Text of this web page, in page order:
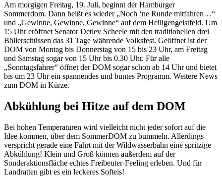
Am morgigen Freitag, 19. Juli, beginnt der Hamburger
Sommerdom. Dann heißt es wieder „Noch ‘ne Runde mitfahren…“
und „Gewinne, Gewinne, Gewinne“ auf dem Heiligengeistfeld. Um
15 Uhr eröffnet Senator Detlev Scheele mit den traditionellen drei
Böllerschüssen das 31 Tage währende Volksfest. Geöffnet ist der
DOM von Montag bis Donnerstag von 15 bis 23 Uhr, am Freitag
und Samstag sogar von 15 Uhr bis 0.30 Uhr. Für alle
„Sonntagsfahrer“ öffnet der DOM sogar schon ab 14 Uhr und bietet
bis um 23 Uhr ein spannendes und buntes Programm. Weitere News
zum DOM in Kürze.
Abkühlung bei Hitze auf dem DOM
Bei hohen Temperaturen wird vielleicht nicht jeder sofort auf die
Idee kommen, über dem SommerDOM zu bummeln. Allerdings
verspricht gerade eine Fahrt mit der Wildwasserbahn eine spritzige
Abkühlung! Klein und Groß können außerdem auf der
Sonderaktionsfläche echtes Freibeuter-Feeling erleben. Und für
Landratten gibt es ein leckeres Softeis!